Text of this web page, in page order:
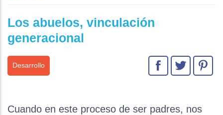
Los abuelos, vinculación
generacional
Desarrollo
Cuando en este proceso de ser padres, nos